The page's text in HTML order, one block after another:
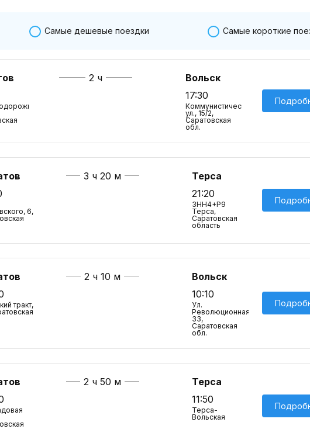
Самые дешевые поездки Самые короткие
2 ч
Вольск
17:30
Коммунистическая
ул., 15/2,
Саратовская
обл.
6,
3 ч 20 м
Терса
21:20
3HH4+P9
Терса,
Саратовская
область
тракт,
2 ч 10 м
Вольск
10:10
Ул.
Революционная,
33,
Саратовская
обл.
2 ч 50 м
Терса
11:50
Терса-
Вольская